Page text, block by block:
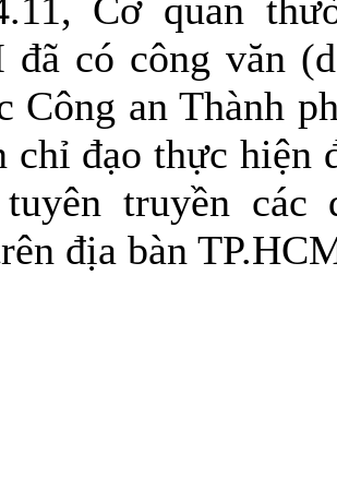
Cơ quan
đã có công văn
Công an Thành
chỉ đạo thực hiện
truyền
địa bàn